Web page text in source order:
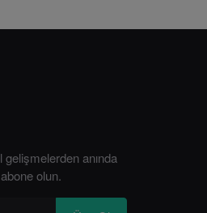
anında
olun.